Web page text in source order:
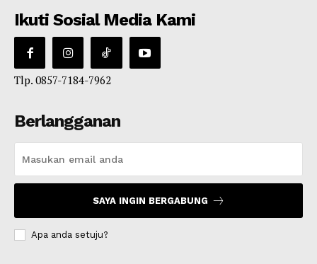
Ikuti Sosial Media Kami
Tlp. 0857-7184-7962
Berlangganan
SAYA INGIN BERGABUNG
Apa anda setuju?